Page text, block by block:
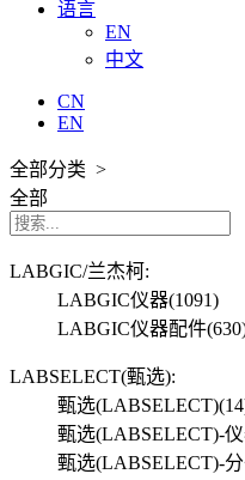
语言
EN
中文
CN
EN
全部分类 >
全部
LABGIC/兰杰柯:
LABGIC仪器(1091)
LABGIC仪器配件
LABSELECT(甄选):
甄选(LABSELECT)
甄选(LABSELECT)-
甄选(LABSELECT)-